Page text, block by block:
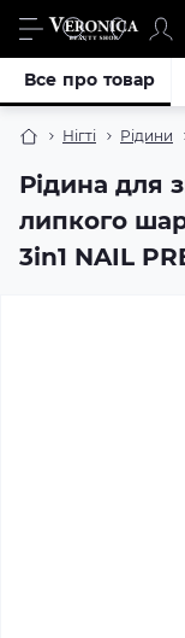
Нігті Рідини
Рідина для
липкого
3in1 NAIL
Все про товар